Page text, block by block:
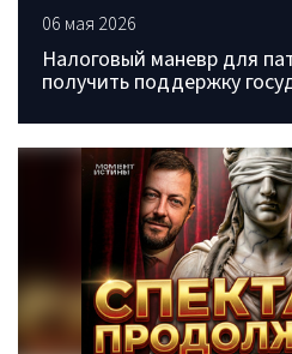
06 мая 2026
Налоговый маневр для
получить поддержку